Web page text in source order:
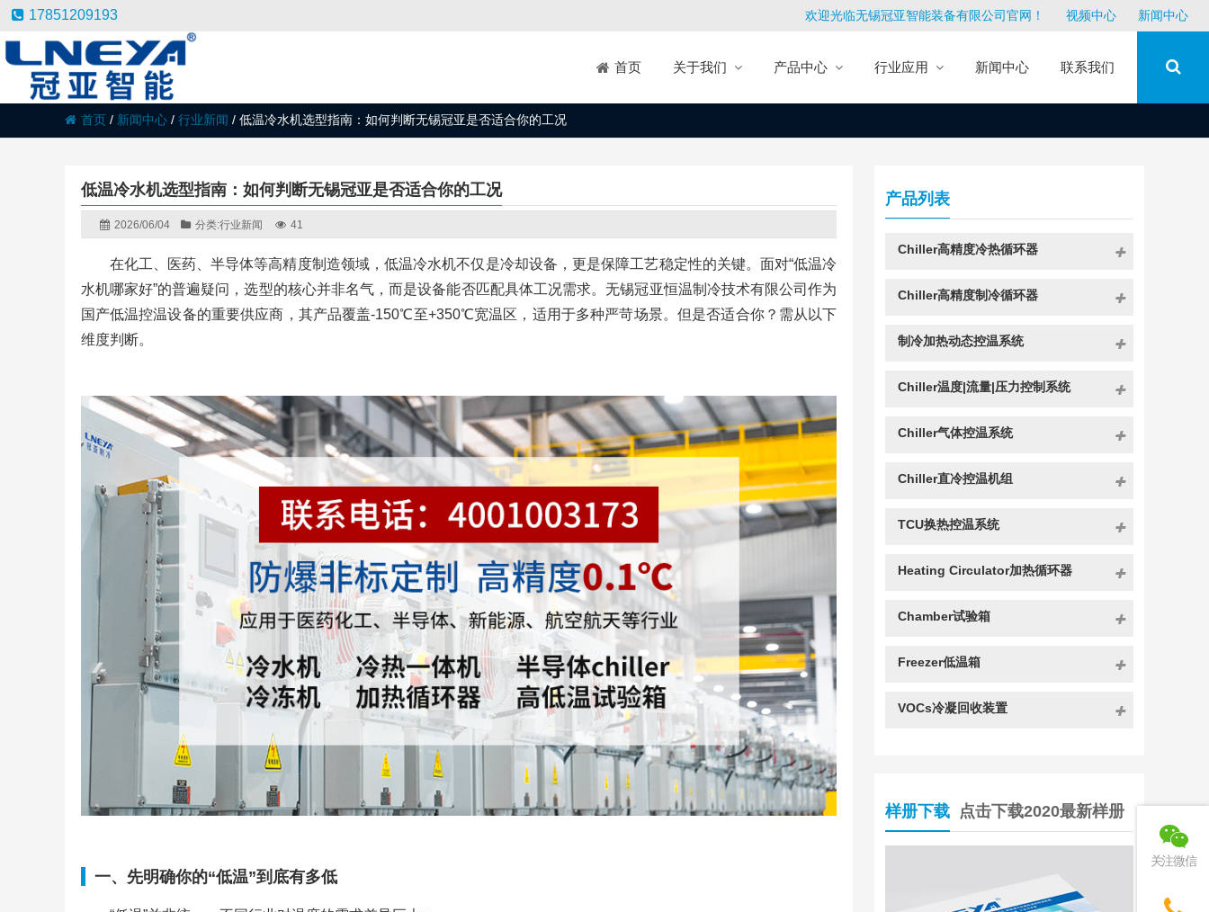
17851209193 欢迎光临无锡冠亚智能装备有限公司官网！ 视频中心 新闻中心
首页 关于我们 产品中心 行业应用 新闻中心 联系我们
首页 / 新闻中心 / 行业新闻 / 低温冷水机选型指南：如何判断无锡冠亚是否适合你的工况
低温冷水机选型指南：如何判断无锡冠亚是否适合你的工况
2026/06/04 分类:行业新闻 41
在化工、医药、半导体等高精度制造领域，低温冷水机不仅是冷却设备，更是保障工艺稳定性的关键。面对“低温冷
水机哪家好”的普遍疑问，选型的核心并非名气，而是设备能否匹配具体工况需求。无锡冠亚恒温制冷技术有限公司作为
国产低温控温设备的重要供应商，其产品覆盖-150℃至+350℃宽温区，适用于多种严苛场景。但是否适合你？需从以下
维度判断。
一、先明确你的“低温”到底有多低
产品列表
Chiller高精度冷热循环器
Chiller高精度制冷循环器
制冷加热动态控温系统
Chiller温度|流量|压力控制系统
Chiller气体控温系统
Chiller直冷控温机组
TCU换热控温系统
Heating Circulator加热循环器
Chamber试验箱
Freezer低温箱
VOCs冷凝回收装置
样册下载 点击下载2020最新样册
关注微信